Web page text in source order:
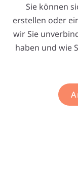
Sie können
erstellen oder
wir Sie
haben und wie